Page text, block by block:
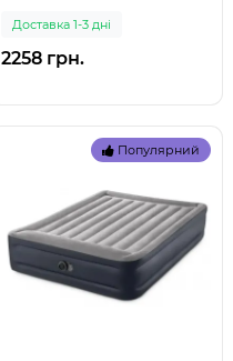
Доставка 1-3 дні
2258 грн.
Популярний